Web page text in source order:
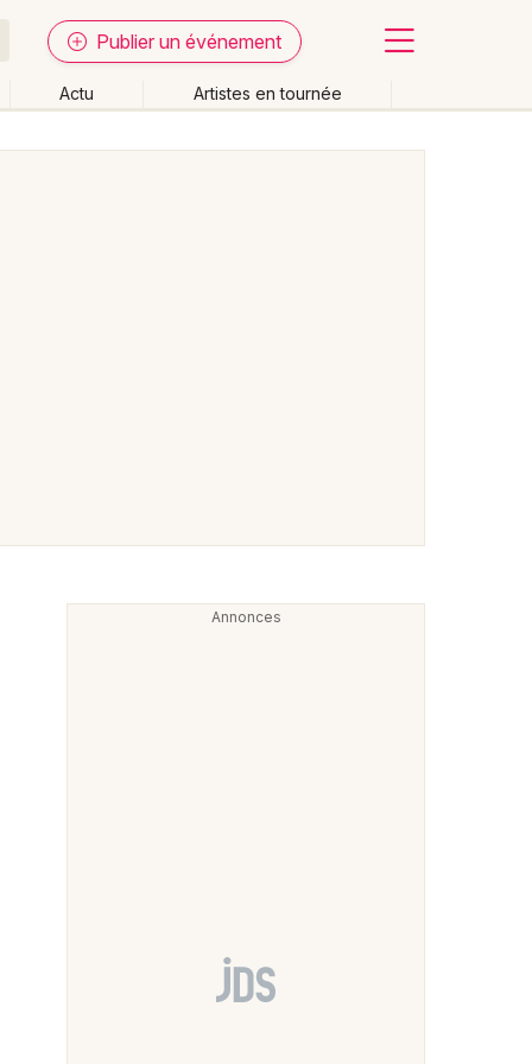
Publier un événement
Actu Artistes en tournée